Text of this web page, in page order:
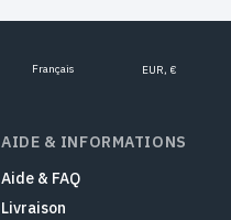
Français EUR, €
AIDE & INFORMATIONS
Aide & FAQ
Livraison